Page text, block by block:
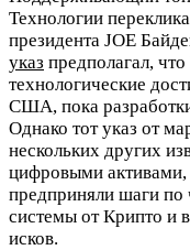
Технологии
президента JOE
указ предполагал,
технологические
США, пока
Однако тот указ от
нескольких других
цифровыми
предприняли шаги по
системы от Криптo и
исков.